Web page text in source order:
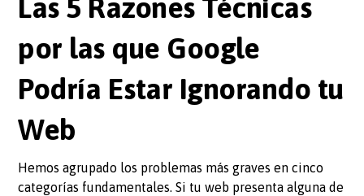
Las 5 Razones Técnicas
por las que Google
Podría Estar Ignorando tu
Web
Hemos agrupado los problemas más graves en cinco
categorías fundamentales. Si tu web presenta alguna de